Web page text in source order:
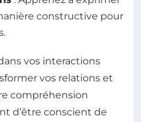
constructive pour
vos interactions
vos relations et
compréhension
d’être conscient de